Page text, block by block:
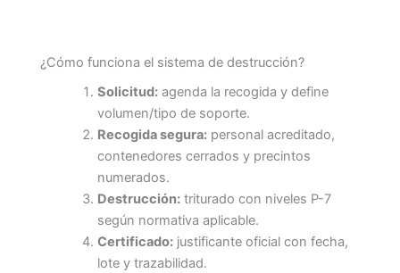
¿Cómo funciona el sistema de destrucción?
Solicitud:agenda la recogida y define
volumen/tipo de soporte.
Recogida segura:personal acreditado,
contenedores cerrados y precintos
numerados.
Destrucción:triturado con niveles P-7
según normativa aplicable.
Certificado:justificante oficial con fecha,
lote y trazabilidad.